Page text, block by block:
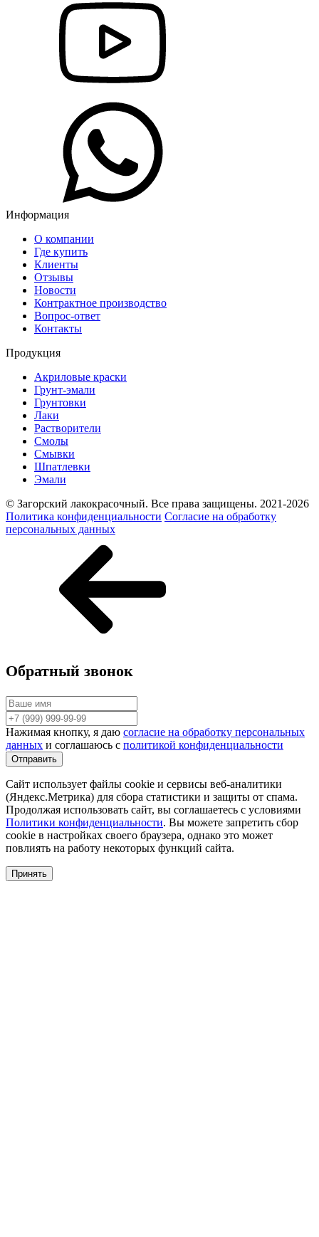
Информация
О компании
Где купить
Клиенты
Отзывы
Новости
Контрактное производство
Вопрос-ответ
Контакты
Продукция
Акриловые краски
Грунт-эмали
Грунтовки
Лаки
Растворители
Смолы
Смывки
Шпатлевки
Эмали
© Загорский лакокрасочный. Все права защищены. 2021-2026
Политика конфиденциальности Согласие на обработку
персональных данных
Обратный звонок
Нажимая кнопку, я даю согласие на обработку персональных
данных и соглашаюсь с политикой конфиденциальности
Сайт использует файлы cookie и сервисы веб-аналитики
(Яндекс.Метрика) для сбора статистики и защиты от спама.
Продолжая использовать сайт, вы соглашаетесь с условиями
Политики конфиденциальности. Вы можете запретить сбор
cookie в настройках своего браузера, однако это может
повлиять на работу некоторых функций сайта.
Принять